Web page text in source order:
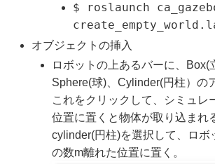
$ roslaunch
オブジェクトの挿入
ロボットの上あるバーに、Box(
Sphere(球)、Cylinder(円柱）の
これをクリックして、シミュレ
位置に置くと物体が取り込まれ
cylinder(円柱)を選択して、ロボ
の数m離れた位置に置く。